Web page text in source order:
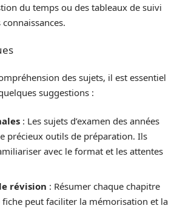
du temps ou des tableaux de suivi
des sujets, il est essentiel
suggestions :
: Les sujets d’examen des années
précieux outils de préparation. Ils
avec le format et les attentes
révision : Résumer chaque chapitre
peut faciliter la mémorisation et la